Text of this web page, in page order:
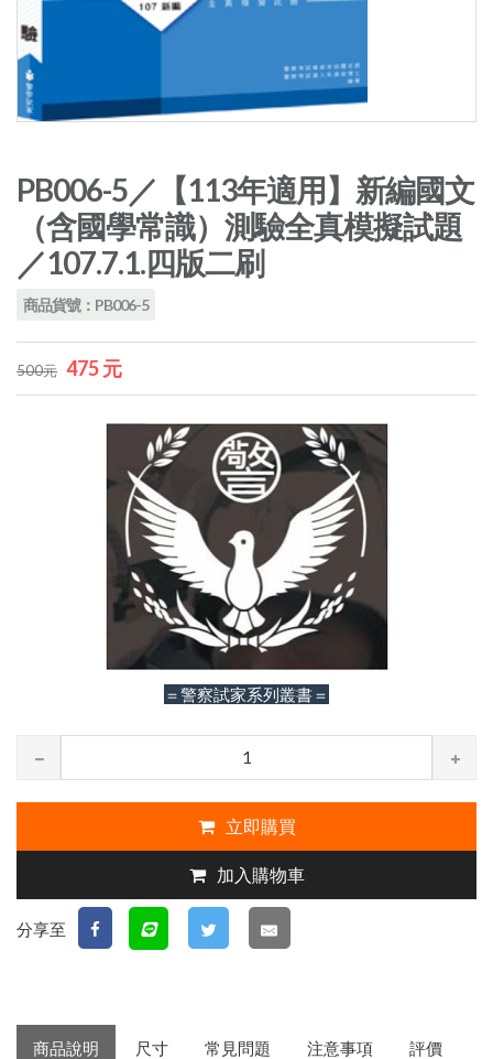
PB006-5／【113年適用】新編國文
（含國學常識）測驗全真模擬試題
／107.7.1.四版二刷
商品貨號：PB006-5
500元 475 元
＝警察試家系列叢書＝
立即購買
加入購物車
分享至
商品說明 尺寸 常見問題 注意事項 評價